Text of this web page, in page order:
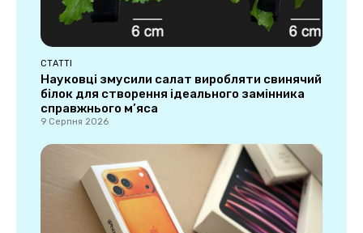
СТАТТІ
Науковці змусили салат виробляти свинячий
білок для створення ідеального замінника
справжнього м’яса
9 Серпня 2026